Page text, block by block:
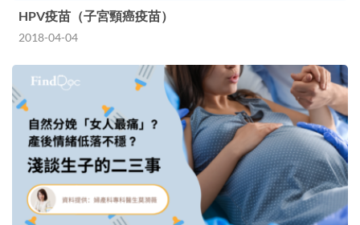
HPV疫苗（子宮頸癌疫苗）
2018-04-04